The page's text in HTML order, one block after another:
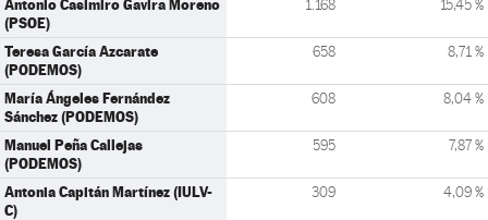
Antonio Casimiro Gavira Moreno
(PSOE)
1.168 15,45 %
Teresa García Azcarate
(PODEMOS)
658 8,71 %
María Ángeles Fernández
Sánchez (PODEMOS)
608 8,04 %
Manuel Peña Callejas
(PODEMOS)
595 7,87 %
Antonia Capitán Martínez (IULV-
C)
309 4,09 %